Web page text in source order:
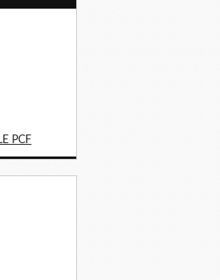
PCF